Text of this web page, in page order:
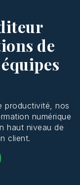
de
productivité, nos
numérique
haut niveau de
client.